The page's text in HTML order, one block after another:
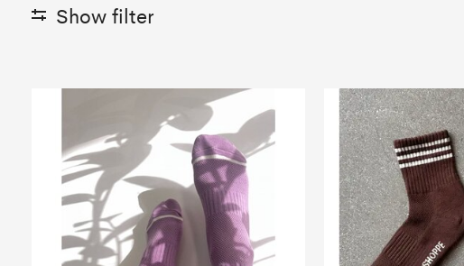
Show filter